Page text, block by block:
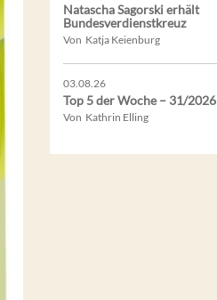
Natascha Sagorski erhält
Bundesverdienstkreuz
Von Katja Keienburg
03.08.26
Top 5 der Woche – 31/2026
Von Kathrin Elling